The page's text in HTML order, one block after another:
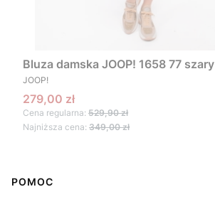
Bluza damska JOOP! 1658 77 szary
PRODUCENT
JOOP!
Cena promocyjna
279,00 zł
Cena regularna: 529,90 zł
Najniższa cena: 349,00 zł
Linki w stopce
POMOC